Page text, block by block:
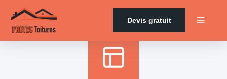
Devis gratuit